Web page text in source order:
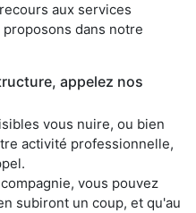
aux services
dans notre
appelez nos
vous nuire, ou bien
activité professionnelle,
vous pouvez
subiront un coup, et qu'au